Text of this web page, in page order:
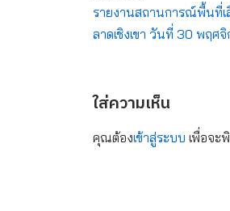
รายงานสถานการณ์พื้นที่
ลาดเชิงเขา วันที่ 30 พฤศ
ใส่ความเห็น
คุณต้องเข้าสู่ระบบ เพื่อจะ